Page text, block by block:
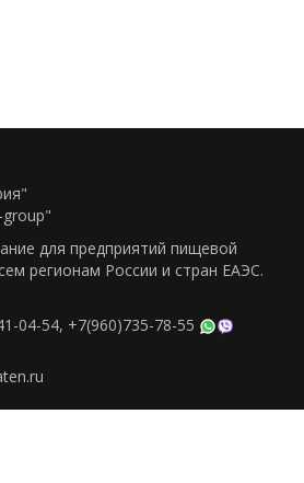
group"
для предприятий пищевой
регионам Росcии и стран ЕАЭС.
04-54, +7(960)735-78-55